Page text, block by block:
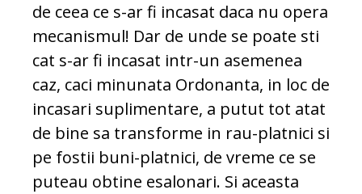
de ceea ce s-ar fi incasat daca nu opera
mecanismul! Dar de unde se poate sti
cat s-ar fi incasat intr-un asemenea
caz, caci minunata Ordonanta, in loc de
incasari suplimentare, a putut tot atat
de bine sa transforme in rau-platnici si
pe fostii buni-platnici, de vreme ce se
puteau obtine esalonari. Si aceasta